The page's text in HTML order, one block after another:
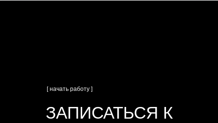
[ начать работу ]
ЗАПИСАТЬСЯ К